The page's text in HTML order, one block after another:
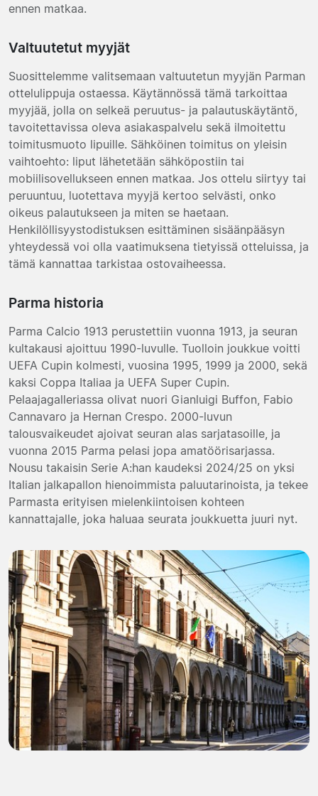
ennen matkaa.
Valtuutetut myyjät
Suosittelemme valitsemaan valtuutetun myyjän Parman
ottelulippuja ostaessa. Käytännössä tämä tarkoittaa
myyjää, jolla on selkeä peruutus- ja palautuskäytäntö,
tavoitettavissa oleva asiakaspalvelu sekä ilmoitettu
toimitusmuoto lipuille. Sähköinen toimitus on yleisin
vaihtoehto: liput lähetetään sähköpostiin tai
mobiilisovellukseen ennen matkaa. Jos ottelu siirtyy tai
peruuntuu, luotettava myyjä kertoo selvästi, onko
oikeus palautukseen ja miten se haetaan.
Henkilöllisyystodistuksen esittäminen sisäänpääsyn
yhteydessä voi olla vaatimuksena tietyissä otteluissa, ja
tämä kannattaa tarkistaa ostovaiheessa.
Parma historia
Parma Calcio 1913 perustettiin vuonna 1913, ja seuran
kultakausi ajoittuu 1990-luvulle. Tuolloin joukkue voitti
UEFA Cupin kolmesti, vuosina 1995, 1999 ja 2000, sekä
kaksi Coppa Italiaa ja UEFA Super Cupin.
Pelaajagalleriassa olivat nuori Gianluigi Buffon, Fabio
Cannavaro ja Hernan Crespo. 2000-luvun
talousvaikeudet ajoivat seuran alas sarjatasoille, ja
vuonna 2015 Parma pelasi jopa amatöörisarjassa.
Nousu takaisin Serie A:han kaudeksi 2024/25 on yksi
Italian jalkapallon hienoimmista paluutarinoista, ja tekee
Parmasta erityisen mielenkiintoisen kohteen
kannattajalle, joka haluaa seurata joukkuetta juuri nyt.